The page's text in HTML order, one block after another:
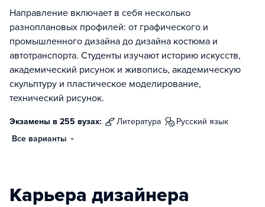
Направление включает в себя несколько
разноплановых профилей: от графического и
промышленного дизайна до дизайна костюма и
автотранспорта. Студенты изучают историю искусств,
академический рисунок и живопись, академическую
скульптуру и пластическое моделирование,
технический рисунок.
Экзамены в 255 вузах: литература
русский язык
Все варианты
Карьера дизайнера